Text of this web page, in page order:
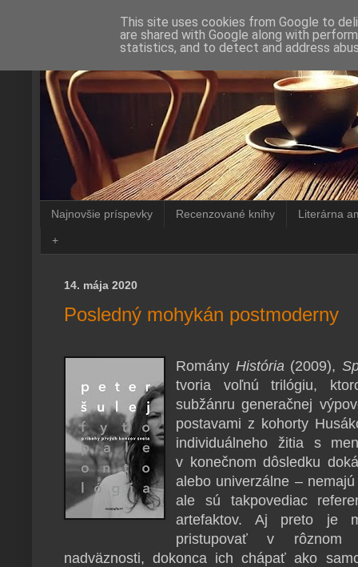
Najnovšie príspevky Recenzované knihy Literárna
+
14. mája 2020
Posledný mohykán postmoderny
Romány História (2009),
tvoria voľnú trilógiu,
subžánru generačnej
postavami z kohorty
individuálneho žitia s
v konečnom dôsledku
alebo univerzálne –
ale sú takpovediac
artefaktov. Aj preto je
pristupovať v rôznom
nadväznosti, dokonca ich chápať ako
This site uses cookies from Google to
are shared with Google along with
statistics, and to detect and address